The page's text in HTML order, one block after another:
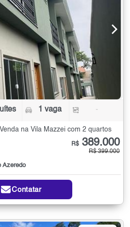
1 vaga -
na Vila Mazzei com 2 quartos
Azeredo
R$ 389.000
R$ 399.000
Contatar